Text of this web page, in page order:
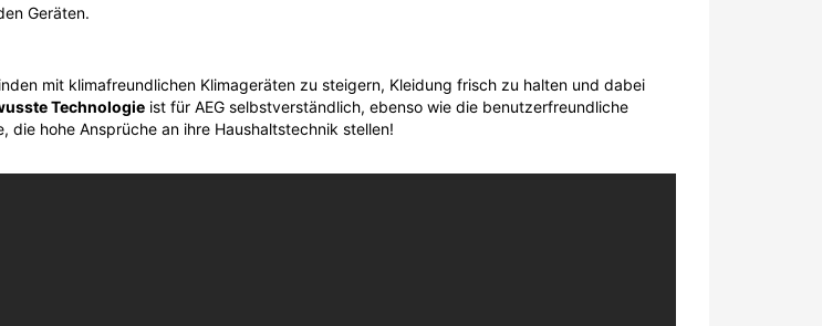
Geräten.
mit klimafreundlichen Klimageräten zu steigern, Kleidung frisch zu halten und dabei
Technologie ist für AEG selbstverständlich, ebenso wie die benutzerfreundliche
die hohe Ansprüche an ihre Haushaltstechnik stellen!